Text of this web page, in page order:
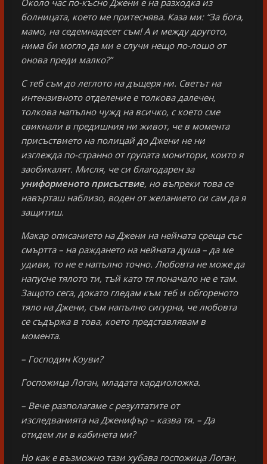
болницата, което ме притеснява. Каза ми: “За бога,
мамо, на седемнадесет съм! А и между другото,
нима би могло да ми е случи нещо по-лошо от
онова преди малко?”
С теб съм до леглото на дъщеря ни. Светът на
интензивното отделение е толкова далечен,
толкова напълно чужд на всичко, с което сме
свикнали в предишния ни живот, че в момента
присъствието на полицай до Джени не ни
изглежда по-странно от групата монитори, които я
заобикалят. Мисля, че си благодарен за
униформеното присъствие, но въпреки това се
навърташ наблизо, воден от желанието си сам да я
защитиш.
Макар описанието на Джени на нейната среща със
смъртта – на раждането на нейната душа – да ме
удиви, то не е напълно точно. Любовта не може да
напусне тялото ти, тъй като тя поначало не е там.
Защото сега, докато гледам към теб и обгореното
тяло на Джени, съм напълно сигурна, че любовта
се съдържа в това, което представлявам в
момента.
– Господин Коуви?
Госпожица Логан, младата кардиоложка.
– Вече разполагаме с резултатите от
изследванията на Дженифър – казва тя. – Да
отидем ли в кабинета ми?
Но как е възможно тази хубава госпожица Логан,